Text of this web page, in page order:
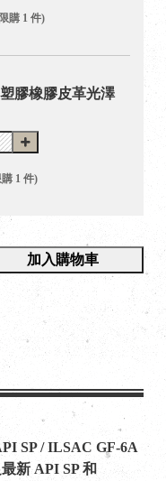
購 1 件)
膠橡膠皮革光澤
1 件)
加入購物車
SP / ILSAC GF-6A
新 API SP 和